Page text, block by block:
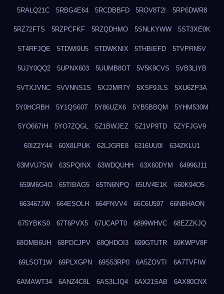
5RALQ21C 5RBG4E64 5RCDBBFD 5ROV8T2I 5RP6DWR8
5RZ72FTS 5RZPCFKF 5RZQDHMO 5SNLKYWW 5ST3XE0K
5T4RFJQE 5TDWI9U5 5TDWKNIX 5THBIEFD 5TVPRN5V
5UJY0QQ2 5UPNX603 5UUMB8OT 5V5K9CVS 5VB3LIYB
5VTXJVNC 5VVNNS1S 5XJ2MR7Y 5XSF9JLS 5XU6ZP3A
5Y0HCRBH 5Y1QS60T 5Y86UZX6 5YB5BBQM 5YHM530M
5YO667IH 5YO7ZQGL 5Z1BWJEZ 5Z1VP9TD 5ZYFJGV9
60IZ2Y44 60X8LPUK 62LJGRE8 6316UU0I 634ZKLU1
63MVU7SW 63SPQINX 63WDQUHH 63X60DYM 64996J11
659M6G4O 65TIBAG5 65TN6NPQ 65UV4E1K 660K94O5
663467JW 664ESOLH 664FNVV4 66C6U597 66NBHAON
675YBKS0 67T6PVX5 67UCAPT0 6899WHVC 68EZZKJQ
68OMB6UH 68PDCJPV 68QHDOI3 699GTUTR 69KWPV8F
69LSOT1W 69PLXGPN 69S53RP0 6A5ZOVTI 6A7TVFIW
6AMAWT34 6ANZ4C8L 6AS3LJQ4 6AX21SAB 6AX80CNX